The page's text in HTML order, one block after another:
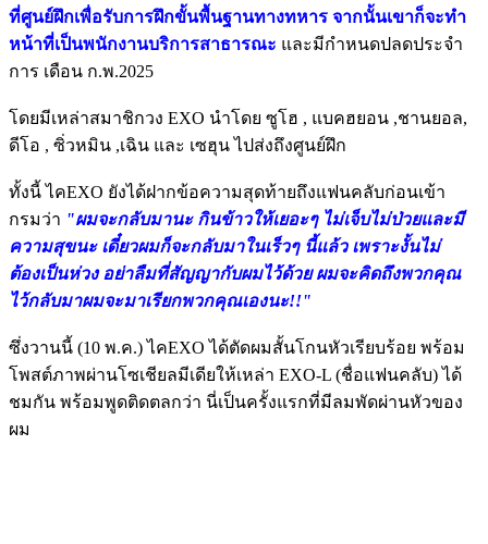
ที่ศูนย์ฝึกเพื่อรับการฝึกขั้นพื้นฐานทางทหาร จากนั้นเขาก็จะทำ
หน้าที่เป็นพนักงานบริการสาธารณะ และมีกำหนดปลดประจำ
การ เดือน ก.พ.2025
โดยมีเหล่าสมาชิกวง EXO นำโดย ซูโฮ , แบคฮยอน ,ชานยอล,
ดีโอ , ซิ่วหมิน ,เฉิน และ เซฮุน ไปส่งถึงศูนย์ฝึก
ทั้งนี้ ไคEXO ยังได้ฝากข้อความสุดท้ายถึงแฟนคลับก่อนเข้า
กรมว่า "ผมจะกลับมานะ กินข้าวให้เยอะๆ ไม่เจ็บไม่ป่วยและมี
ความสุขนะ เดี๋ยวผมก็จะกลับมาในเร็วๆ นี้แล้ว เพราะงั้นไม่
ต้องเป็นห่วง อย่าลืมที่สัญญากับผมไว้ด้วย ผมจะคิดถึงพวกคุณ
ไว้กลับมาผมจะมาเรียกพวกคุณเองนะ!!"
ซึ่งวานนี้ (10 พ.ค.) ไคEXO ได้ตัดผมสั้นโกนหัวเรียบร้อย พร้อม
โพสต์ภาพผ่านโซเชียลมีเดียให้เหล่า EXO-L (ชื่อแฟนคลับ) ได้
ชมกัน พร้อมพูดติดตลกว่า นี่เป็นครั้งแรกที่มีลมพัดผ่านหัวของ
ผม